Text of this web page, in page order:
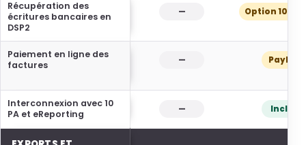
Récupération des
écritures bancaires en
DSP2
— Option 10 € /
Paiement en ligne des
factures
— PayPal
Interconnexion avec 10
PA et eReporting
— Inclus